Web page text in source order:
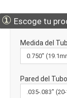
① Escoge tu
Medida del
Pared del Tubo